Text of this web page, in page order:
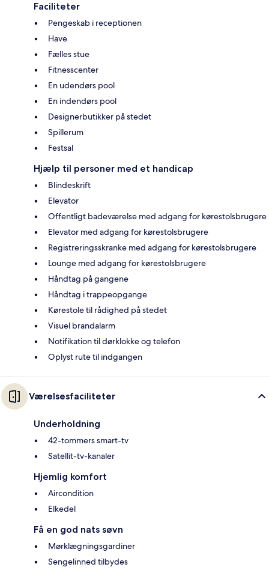
Faciliteter
Pengeskab i receptionen
Have
Fælles stue
Fitnesscenter
En udendørs pool
En indendørs pool
Designerbutikker på stedet
Spillerum
Festsal
Hjælp til personer med et handicap
Blindeskrift
Elevator
Offentligt badeværelse med adgang for kørestolsbrugere
Elevator med adgang for kørestolsbrugere
Registreringsskranke med adgang for kørestolsbrugere
Lounge med adgang for kørestolsbrugere
Håndtag på gangene
Håndtag i trappeopgange
Kørestole til rådighed på stedet
Visuel brandalarm
Notifikation til dørklokke og telefon
Oplyst rute til indgangen
Værelsesfaciliteter
Underholdning
42-tommers smart-tv
Satellit-tv-kanaler
Hjemlig komfort
Aircondition
Elkedel
Få en god nats søvn
Mørklægningsgardiner
Sengelinned tilbydes